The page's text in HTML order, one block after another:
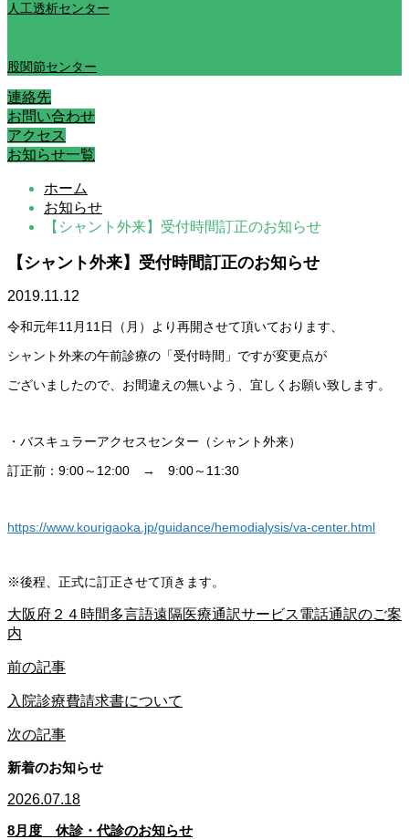
人工透析センター
股関節センター
連絡先
お問い合わせ
アクセス
お知らせ一覧
ホーム
お知らせ
【シャント外来】受付時間訂正のお知らせ
【シャント外来】受付時間訂正のお知らせ
2019.11.12
令和元年11月11日（月）より再開させて頂いております、
シャント外来の午前診療の「受付時間」ですが変更点が
ございましたので、お間違えの無いよう、宜しくお願い致します。
・バスキュラーアクセスセンター（シャント外来）
訂正前：9:00～12:00 → 9:00～11:30
https://www.kourigaoka.jp/guidance/hemodialysis/va-center.html
※後程、正式に訂正させて頂きます。
大阪府２４時間多言語遠隔医療通訳サービス電話通訳のご案
内
前の記事
入院診療費請求書について
次の記事
新着のお知らせ
2026.07.18
8月度 休診・代診のお知らせ